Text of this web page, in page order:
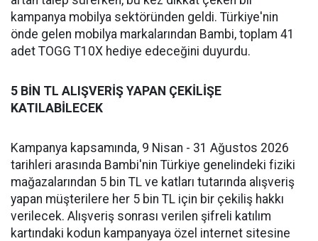
kampanya mobilya sektöründen geldi. Türkiye'nin
önde gelen mobilya markalarından Bambi, toplam 41
adet TOGG T10X hediye edeceğini duyurdu.
5 BİN TL ALIŞVERİŞ YAPAN ÇEKİLİŞE
KATILABİLECEK
Kampanya kapsamında, 9 Nisan - 31 Ağustos 2026
tarihleri arasında Bambi'nin Türkiye genelindeki fiziki
mağazalarından 5 bin TL ve katları tutarında alışveriş
yapan müşterilere her 5 bin TL için bir çekiliş hakkı
verilecek. Alışveriş sonrası verilen şifreli katılım
kartındaki kodun kampanyaya özel internet sitesine